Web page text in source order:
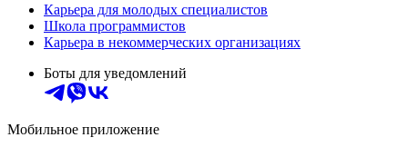
Карьера для молодых специалистов
Школа программистов
Карьера в некоммерческих организациях
Боты для уведомлений
Мобильное приложение